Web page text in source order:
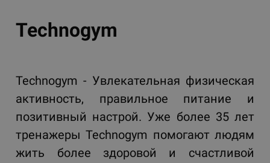
Technogym
Technogym - Увлекательная физическая
активность, правильное питание и
позитивный настрой. Уже более 35 лет
тренажеры Technogym помогают людям
жить более здоровой и счастливой